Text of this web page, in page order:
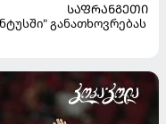
ᲡᲐᲤᲠᲐᲜᲒᲔᲗᲘ
განათხოვრებას